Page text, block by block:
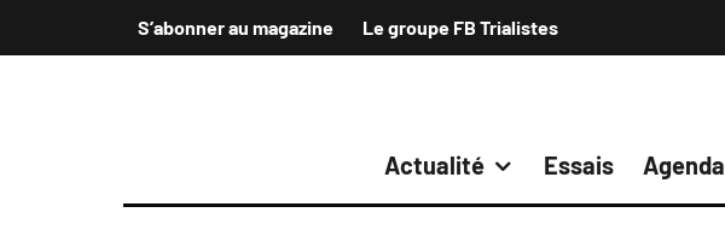
S’abonner au magazine Le groupe FB Trialistes
Actualité Essais Agenda